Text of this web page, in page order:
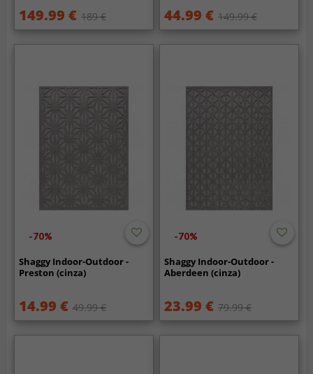
149.99 € 189 € 44.99 € 149.99 €
-70%
Shaggy Indoor-Outdoor -
Preston (cinza)
14.99 € 49.99 €
-70%
Shaggy Indoor-Outdoor -
Aberdeen (cinza)
23.99 € 79.99 €